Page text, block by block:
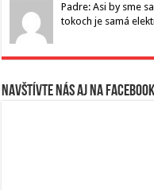
Padre: Asi by sme
tokoch je samá
Navštívte nás aj na